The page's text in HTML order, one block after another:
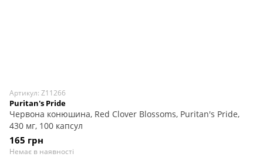
Артикул: Z11266
Puritan's Pride
Червона конюшина, Red Clover Blossoms, Puritan's Pride,
430 мг, 100 капсул
165 грн
Немає в наявності